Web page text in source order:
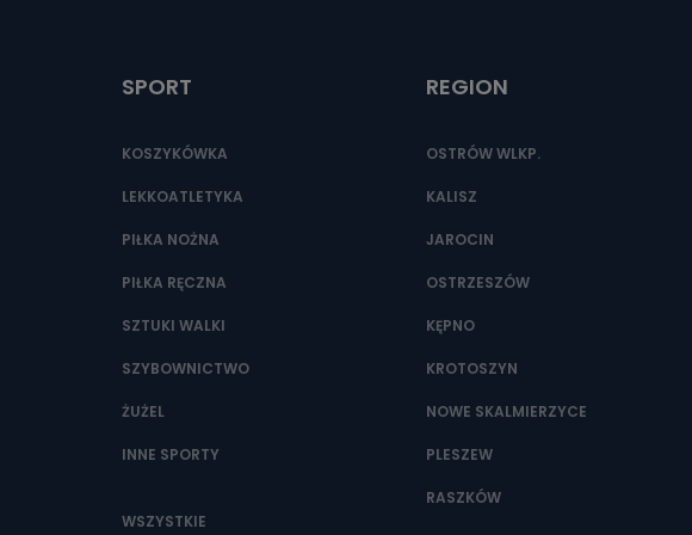
SPORT
KOSZYKÓWKA
LEKKOATLETYKA
PIŁKA NOŻNA
PIŁKA RĘCZNA
SZTUKI WALKI
SZYBOWNICTWO
ŻUŻEL
INNE SPORTY
WSZYSTKIE
REGION
OSTRÓW WLKP.
KALISZ
JAROCIN
OSTRZESZÓW
KĘPNO
KROTOSZYN
NOWE SKALMIERZYCE
PLESZEW
RASZKÓW